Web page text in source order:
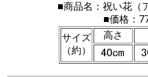
■商品名：祝い花（
■価格：
サイズ
（約）
高さ